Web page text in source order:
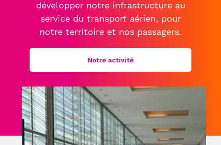
développer notre infrastructure au
service du transport aérien, pour
notre territoire et nos passagers.
Notre activité